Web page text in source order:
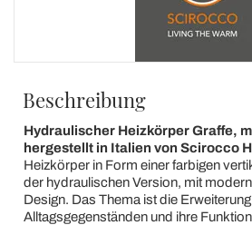
Beschreibung
Hydraulischer Heizkörper Graffe,
hergestellt in Italien von Scirocco H
Heizkörper in Form einer farbigen
der hydraulischen Version, mit
Design. Das Thema ist die
Alltagsgegenständen und ihre